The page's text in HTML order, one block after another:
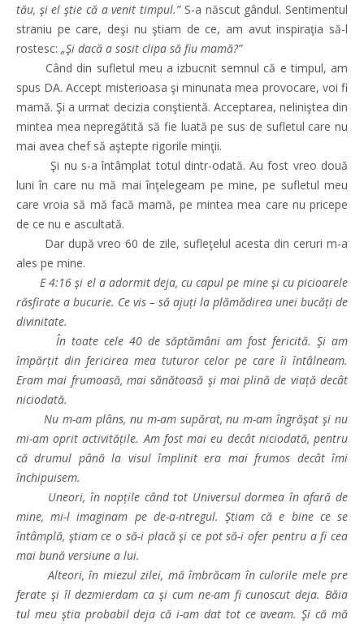
tău, şi el ştie că a venit timpul.”S-a născut gândul. Sentimentul
straniu pe care, deşi nu ştiam de ce, am avut inspiraţia să-l
rostesc: „Şi dacă a sosit clipa să fiu mamă?”
Când din sufletul meu a izbucnit semnul că e timpul, am
spus DA. Accept misterioasa şi minunata mea provocare, voi fi
mamă. Şi a urmat decizia conştientă. Acceptarea, neliniştea din
mintea mea nepregătită să fie luată pe sus de sufletul care nu
mai avea chef să aştepte rigorile minţii.
Şi nu s-a întâmplat totul dintr-odată. Au fost vreo două
luni în care nu mă mai înţelegeam pe mine, pe sufletul meu
care vroia să mă facă mamă, pe mintea mea care nu pricepe
de ce nu e ascultată.
Dar după vreo 60 de zile, sufleţelul acesta din ceruri m-a
ales pe mine.
E 4:16 şi el a adormit deja, cu capul pe mine şi cu picioarele
răsfirate a bucurie. Ce vis – să ajuți la plămădirea unei bucăți de
divinitate.
În toate cele 40 de săptămâni am fost fericită. Şi am
împărțit din fericirea mea tuturor celor pe care îi întâlneam.
Eram mai frumoasă, mai sănătoasă şi mai plină de viață decât
niciodată.
Nu m-am plâns, nu m-am supărat, nu m-am îngrăşat şi nu
mi-am oprit activitățile. Am fost mai eu decât niciodată, pentru
că drumul până la visul împlinit era mai frumos decât îmi
închipuisem.
Uneori, în nopțile când tot Universul dormea în afară de
mine, mi-l imaginam pe de-a-ntregul. Ştiam că e bine ce se
întâmplă, ştiam ce o să-i placă şi ce pot să-i ofer pentru a fi cea
mai bună versiune a lui.
Alteori, în miezul zilei, mă îmbrăcam în culorile mele pre
ferate şi îl dezmierdam ca şi cum ne-am fi cunoscut deja. Băia
tul meu ştia probabil deja că i-am dat tot ce aveam. Şi că mă